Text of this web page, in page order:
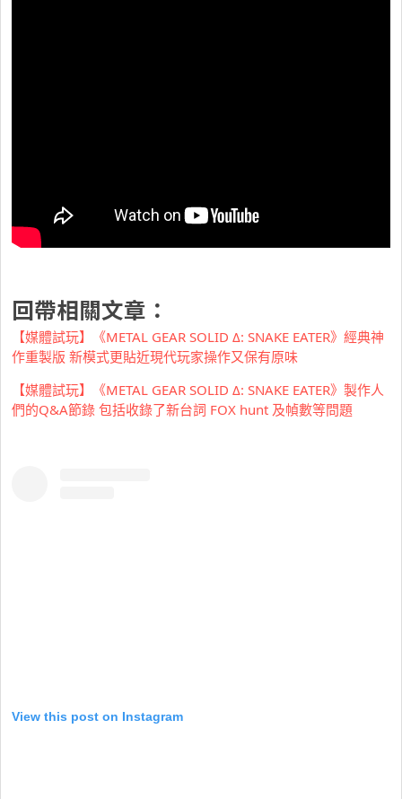
回帶相關文章：
【媒體試玩】《METAL GEAR SOLID Δ: SNAKE EATER》經典神
作重製版 新模式更貼近現代玩家操作又保有原味
【媒體試玩】《METAL GEAR SOLID Δ: SNAKE EATER》製作人
們的Q&A節錄 包括收錄了新台詞 FOX hunt 及幀數等問題
View this post on Instagram